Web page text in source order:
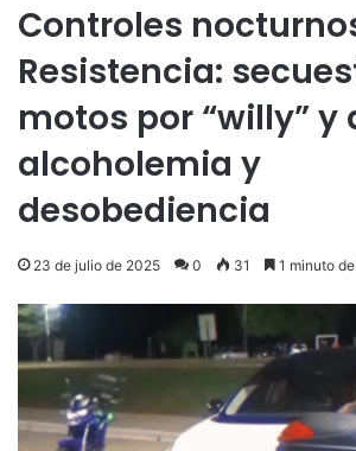
Controles
Resistencia:
motos por “willy” y
alcoholemia y
desobediencia
23 de julio de 2025 0 31 1 minuto